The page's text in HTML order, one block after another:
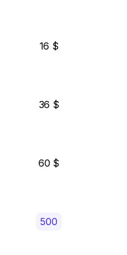
16 $
36 $
60 $
500